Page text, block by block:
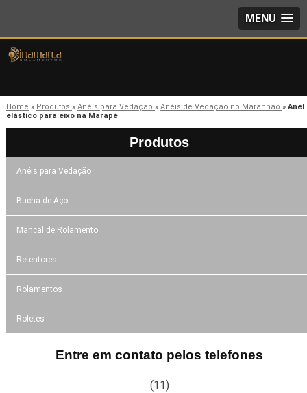
MENU
Home » Produtos » Anéis para Vedação » Anéis de Vedação no Maranhão » Anel
elástico para eixo na Marapé
Produtos
Anéis para Vedação
Bucha de Aço
Mancal de Rolamento
Retentores
Rolamentos
Roletes
Entre em contato pelos telefones
(11)